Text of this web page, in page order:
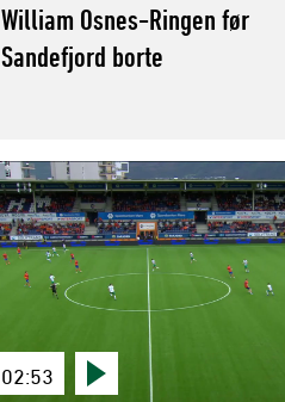
William Osnes-Ringen før
Sandefjord borte
02:53